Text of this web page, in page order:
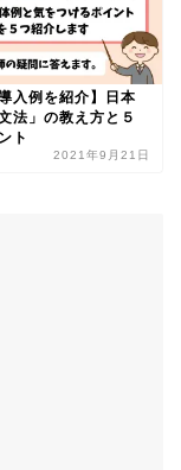
入例を紹介】日本
法」の教え方と５
ト
2021年9月21日